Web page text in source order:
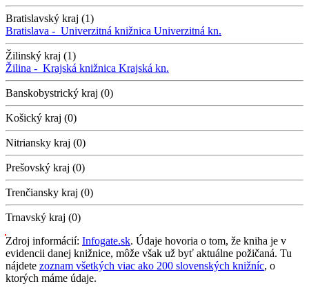
Bratislavský kraj (1)
Bratislava - Univerzitná knižnica Univerzitná kn.
Žilinský kraj (1)
Žilina - Krajská knižnica Krajská kn.
Banskobystrický kraj (0)
Košický kraj (0)
Nitriansky kraj (0)
Prešovský kraj (0)
Trenčiansky kraj (0)
Trnavský kraj (0)
Zdroj informácií: Infogate.sk. Údaje hovoria o tom, že kniha je v
evidencii danej knižnice, môže však už byť aktuálne požičaná. Tu
nájdete zoznam všetkých viac ako 200 slovenských knižníc, o
ktorých máme údaje.